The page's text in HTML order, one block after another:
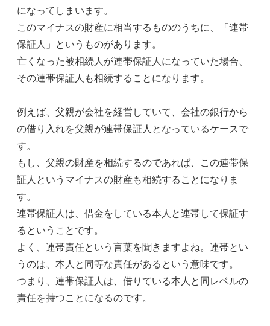
になってしまいます。
このマイナスの財産に相当するもののうちに、「連帯
保証人」というものがあります。
亡くなった被相続人が連帯保証人になっていた場合、
その連帯保証人も相続することになります。
例えば、父親が会社を経営していて、会社の銀行から
の借り入れを父親が連帯保証人となっているケースで
す。
もし、父親の財産を相続するのであれば、この連帯保
証人というマイナスの財産も相続することになりま
す。
連帯保証人は、借金をしている本人と連帯して保証す
るということです。
よく、連帯責任という言葉を聞きますよね。連帯とい
うのは、本人と同等な責任があるという意味です。
つまり、連帯保証人は、借りている本人と同レベルの
責任を持つことになるのです。